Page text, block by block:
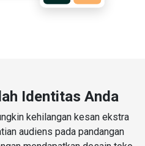
Identitas Anda
kehilangan kesan ekstra
audiens pada pandangan